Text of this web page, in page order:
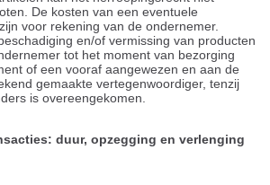
De kosten van een eventuele
voor rekening van de ondernemer.
en/of vermissing van producten
tot het moment van bezorging
of een vooraf aangewezen en aan de
gemaakte vertegenwoordiger, tenzij
is overeengekomen.
duur, opzegging en verlenging